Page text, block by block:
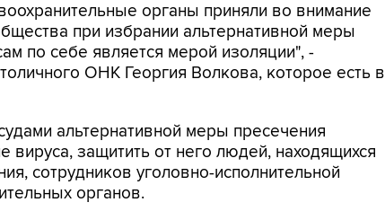
органы приняли во внимание
при избрании альтернативной меры
по себе является мерой изоляции", -
ОНК Георгия Волкова, которое есть в
альтернативной меры пресечения
вируса, защитить от него людей, находящихся
сотрудников уголовно-исполнительной
органов.